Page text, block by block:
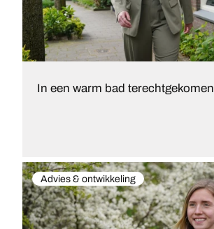
In een warm bad terechtgekomen
Advies & ontwikkeling